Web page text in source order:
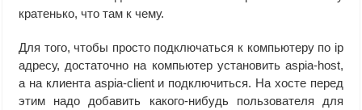
кратенько, что там к чему.
Для того, чтобы просто подключаться к компьютеру по ip
адресу, достаточно на компьютер установить aspia-host,
а на клиента aspia-client и подключиться. На хосте перед
этим надо добавить какого-нибудь пользователя для